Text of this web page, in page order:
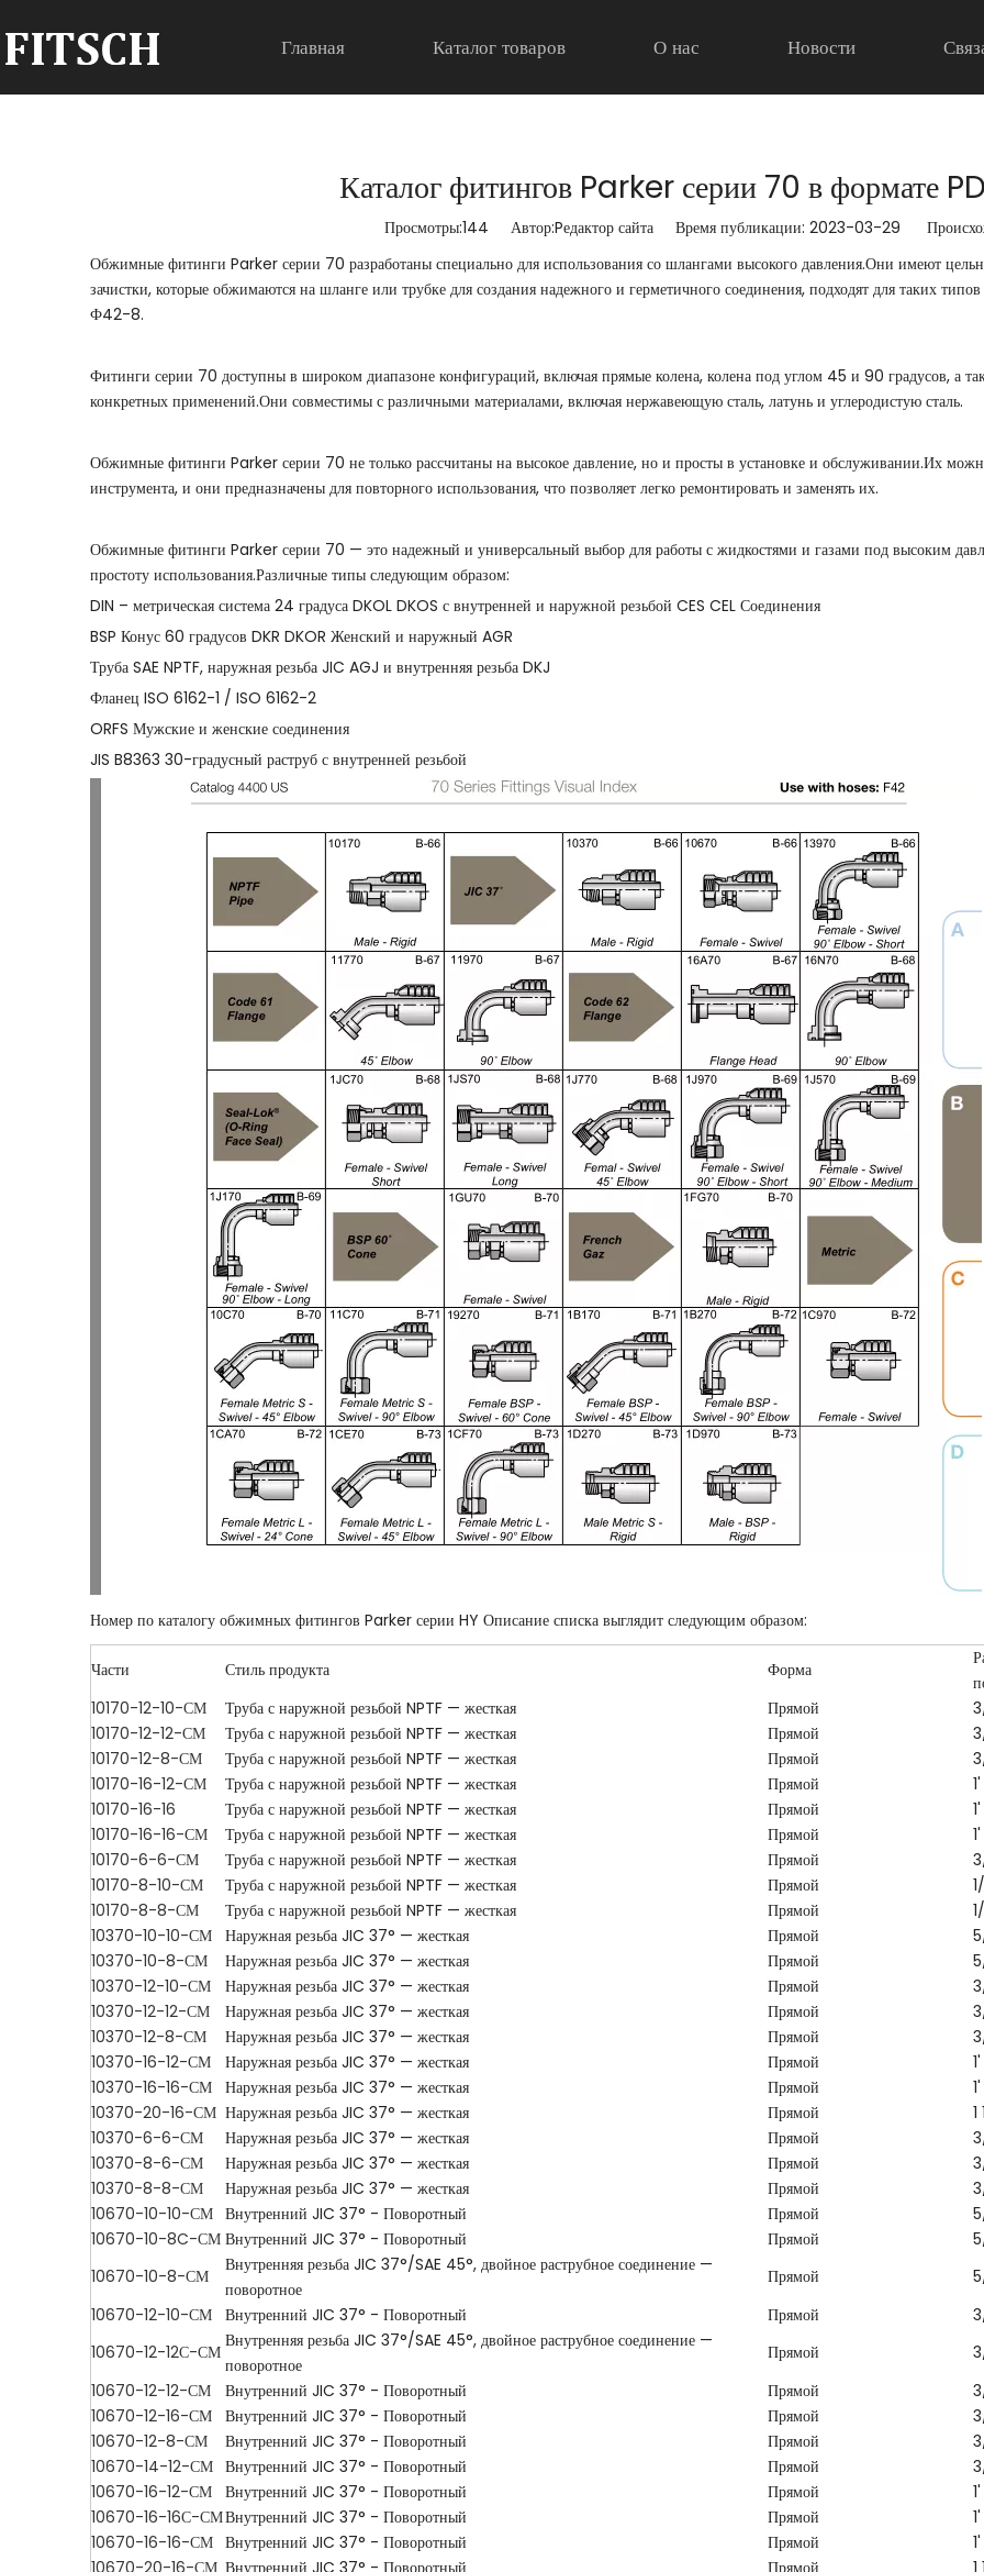
Главная Каталог товаров О нас Новости
Каталог фитингов Parker серии 70 в формате
Просмотры:144 Автор:Pедактор сайта Время публикации: 2023-03-29
Обжимные фитинги Parker серии 70 разработаны специально для использования со шлангами высокого давления.Они имеют
зачистки, которые обжимаются на шланге или трубке для создания надежного и герметичного соединения, подходят для таких
Ф42-8.
Фитинги серии 70 доступны в широком диапазоне конфигураций, включая прямые колена, колена под углом 45 и 90 градусов, а
конкретных применений.Они совместимы с различными материалами, включая нержавеющую сталь, латунь и углеродистую сталь.
Обжимные фитинги Parker серии 70 не только рассчитаны на высокое давление, но и просты в установке и обслуживании.Их
инструмента, и они предназначены для повторного использования, что позволяет легко ремонтировать и заменять их.
Обжимные фитинги Parker серии 70 — это надежный и универсальный выбор для работы с жидкостями и газами под высоким
простоту использования.Различные типы следующим образом:
DIN – метрическая система 24 градуса DKOL DKOS с внутренней и наружной резьбой CES CEL Соединения
BSP Конус 60 градусов DKR DKOR Женский и наружный AGR
Труба SAE NPTF, наружная резьба JIC AGJ и внутренняя резьба DKJ
Фланец ISO 6162-1 / ISO 6162-2
ORFS Мужские и женские соединения
JIS B8363 30-градусный раструб с внутренней резьбой
Номер по каталогу обжимных фитингов Parker серии HY Описание списка выглядит следующим образом:
Части Стиль продукта Форма
10170-12-10-СМ
Труба с наружной резьбой NPTF — жесткая Прямой
10170-12-12-СМ
Труба с наружной резьбой NPTF — жесткая Прямой
10170-12-8-СМ
Труба с наружной резьбой NPTF — жесткая Прямой
10170-16-12-СМ
Труба с наружной резьбой NPTF — жесткая Прямой 1'
10170-16-16
Труба с наружной резьбой NPTF — жесткая Прямой 1'
10170-16-16-СМ
Труба с наружной резьбой NPTF — жесткая Прямой 1'
10170-6-6-СМ
Труба с наружной резьбой NPTF — жесткая Прямой
10170-8-10-СМ
Труба с наружной резьбой NPTF — жесткая Прямой
10170-8-8-СМ
Труба с наружной резьбой NPTF — жесткая Прямой
10370-10-10-СМ Наружная резьба JIC 37° — жесткая Прямой
10370-10-8-СМ
Наружная резьба JIC 37° — жесткая Прямой
10370-12-10-СМ
Наружная резьба JIC 37° — жесткая Прямой
10370-12-12-СМ
Наружная резьба JIC 37° — жесткая Прямой
10370-12-8-СМ
Наружная резьба JIC 37° — жесткая Прямой
10370-16-12-СМ
Наружная резьба JIC 37° — жесткая Прямой 1'
10370-16-16-СМ Наружная резьба JIC 37° — жесткая Прямой 1'
10370-20-16-СМ Наружная резьба JIC 37° — жесткая Прямой
10370-6-6-СМ
Наружная резьба JIC 37° — жесткая Прямой
10370-8-6-СМ
Наружная резьба JIC 37° — жесткая Прямой
10370-8-8-СМ
Наружная резьба JIC 37° — жесткая Прямой
10670-10-10-СМ Внутренний JIC 37° - Поворотный Прямой
10670-10-8C-СМ Внутренний JIC 37° - Поворотный Прямой
10670-10-8-СМ
Внутренняя резьба JIC 37°/SAE 45°, двойное раструбное соединение —
поворотное
Прямой
10670-12-10-СМ Внутренний JIC 37° - Поворотный Прямой
10670-12-12С-СМ
Внутренняя резьба JIC 37°/SAE 45°, двойное раструбное соединение —
поворотное
Прямой
10670-12-12-СМ
Внутренний JIC 37° - Поворотный Прямой
10670-12-16-СМ Внутренний JIC 37° - Поворотный Прямой
10670-12-8-СМ
Внутренний JIC 37° - Поворотный Прямой
10670-14-12-СМ Внутренний JIC 37° - Поворотный Прямой
10670-16-12-СМ Внутренний JIC 37° - Поворотный Прямой 1'
10670-16-16С-СМВнутренний JIC 37° - Поворотный Прямой 1'
10670-16-16-СМ Внутренний JIC 37° - Поворотный Прямой 1'
10670-20-16-СМ Внутренний JIC 37° - Поворотный Прямой